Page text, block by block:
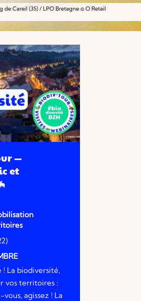
de Careil (35) / LPO Bretagne © O Retail
—
et
La biodiversité,
vos territoires :
agissez ! La